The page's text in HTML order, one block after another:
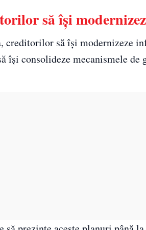
să își
creditorilor să își modernizeze
își consolideze mecanismele de